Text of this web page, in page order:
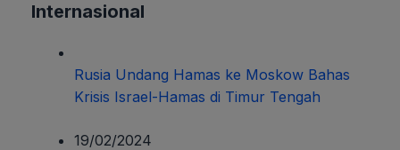
Internasional
Rusia Undang Hamas ke Moskow Bahas
Krisis Israel-Hamas di Timur Tengah
19/02/2024